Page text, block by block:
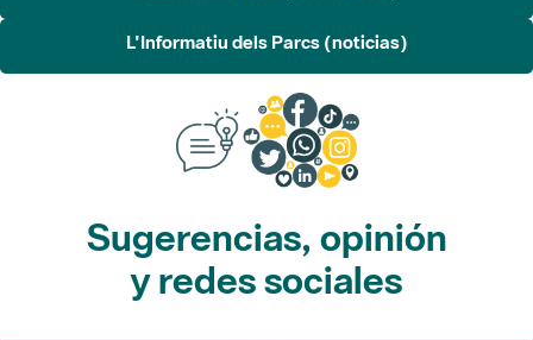
L'Informatiu dels Parcs (noticias)
Sugerencias, opinión
y redes sociales